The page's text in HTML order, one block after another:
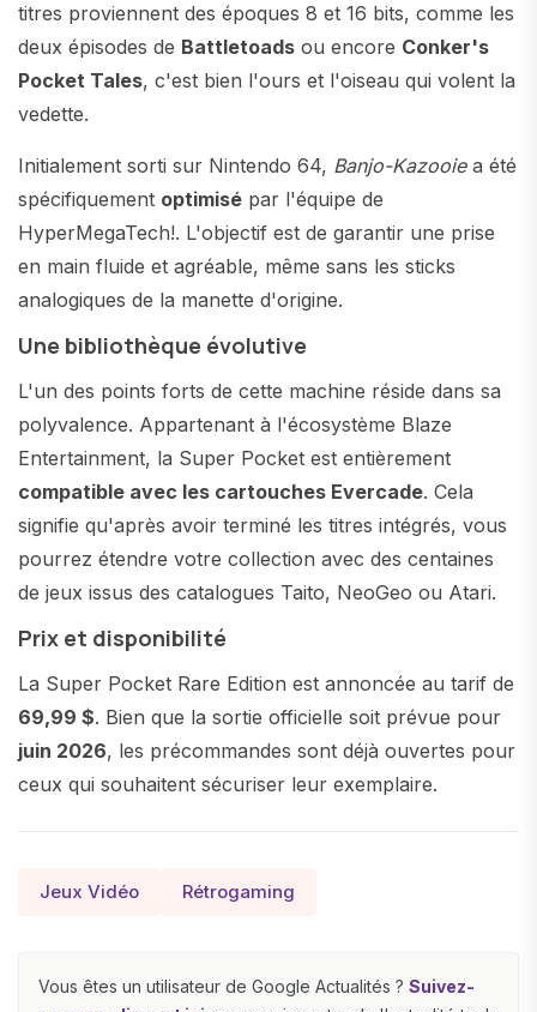
titres proviennent des époques 8 et 16 bits, comme les
deux épisodes de Battletoads ou encore Conker's
Pocket Tales, c'est bien l'ours et l'oiseau qui volent la
vedette.
Initialement sorti sur Nintendo 64, Banjo-Kazooiea été
spécifiquement optimisé par l'équipe de
HyperMegaTech!. L'objectif est de garantir une prise
en main fluide et agréable, même sans les sticks
analogiques de la manette d'origine.
Une bibliothèque évolutive
L'un des points forts de cette machine réside dans sa
polyvalence. Appartenant à l'écosystème Blaze
Entertainment, la Super Pocket est entièrement
compatible avec les cartouches Evercade. Cela
signifie qu'après avoir terminé les titres intégrés, vous
pourrez étendre votre collection avec des centaines
de jeux issus des catalogues Taito, NeoGeo ou Atari.
Prix et disponibilité
La Super Pocket Rare Edition est annoncée au tarif de
69,99 $. Bien que la sortie officielle soit prévue pour
juin 2026, les précommandes sont déjà ouvertes pour
ceux qui souhaitent sécuriser leur exemplaire.
Jeux Vidéo Rétrogaming
Vous êtes un utilisateur de Google Actualités ? Suivez-